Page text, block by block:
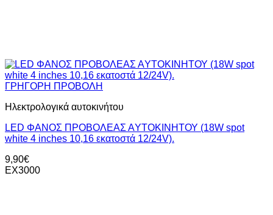
ΓΡΗΓΟΡΗ ΠΡΟΒΟΛΗ
Ηλεκτρολογικά αυτοκινήτου
LED ΦΑΝΟΣ ΠΡΟΒΟΛΕΑΣ ΑYΤΟΚΙΝΗΤΟΥ (18W spot
white 4 inches 10,16 εκατοστά 12/24V).
9,90€
ΕΧ3000